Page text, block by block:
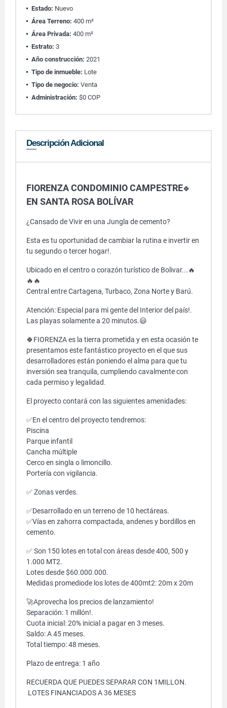
Estado: Nuevo
Área Terreno: 400 m²
Área Privada: 400 m²
Estrato: 3
Año construcción: 2021
Tipo de inmueble: Lote
Tipo de negocio: Venta
Administración: $0 COP
Descripción Adicional
FIORENZA CONDOMINIO CAMPESTRE🍀
EN SANTA ROSA BOLÍVAR
¿Cansado de Vivir en una Jungla de cemento?
Esta es tu oportunidad de cambiar la rutina e invertir en
tu segundo o tercer hogar!.
Ubicado en el centro o corazón turístico de Bolivar...🔥
🔥🔥
Central entre Cartagena, Turbaco, Zona Norte y Barú.
Atención: Especial para mi gente del Interior del país!.
Las playas solamente a 20 minutos.😃
🍀FIORENZA es la tierra prometida y en esta ocasión te
presentamos este fantástico proyecto en el que sus
desarrolladores están poniendo el alma para que tu
inversión sea tranquila, cumpliendo cavalmente con
cada permiso y legalidad.
El proyecto contará con las siguientes amenidades:
✅En el centro del proyecto tendremos:
Piscina
Parque infantil
Cancha múltiple
Cerco en singla o limoncillo.
Portería con vigilancia.
✅ Zonas verdes.
✅Desarrollado en un terreno de 10 hectáreas.
✅Vías en zahorra compactada, andenes y bordillos en
cemento.
✅ Son 150 lotes en total con áreas desde 400, 500 y
1.000 MT2.
Lotes desde $60.000.000.
Medidas promediode los lotes de 400mt2: 20m x 20m
🚀Aprovecha los precios de lanzamiento!
Separación: 1 millón!.
Cuota inicial: 20% inicial a pagar en 3 meses.
Saldo: A 45 meses.
Total tiempo: 48 meses.
Plazo de entrega: 1 año
RECUERDA QUE PUEDES SEPARAR CON 1MILLON.
LOTES FINANCIADOS A 36 MESES